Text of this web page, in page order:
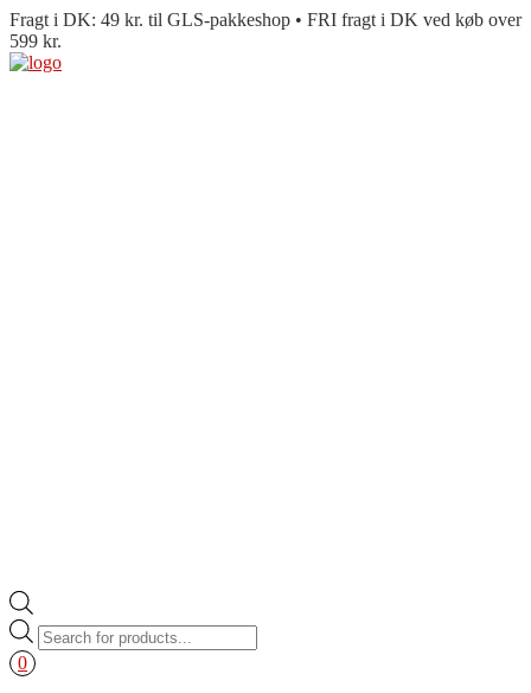
Fragt i DK: 49 kr. til GLS-pakkeshop • FRI fragt i DK ved køb over
599 kr.
Products
search
0